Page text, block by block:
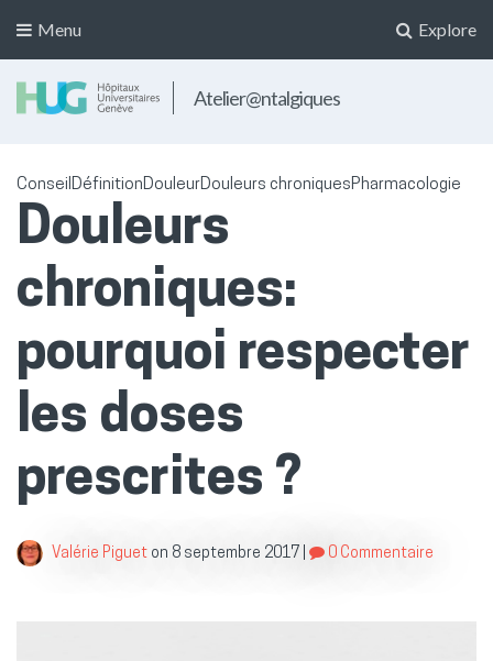
Explore
Menu
Atelier@ntalgiques
ConseilDéfinitionDouleurDouleurs chroniquesPharmacologie
Douleurs
chroniques:
pourquoi respecter
les doses
prescrites ?
Valérie Piguet on 8 septembre 2017 0 Commentaire